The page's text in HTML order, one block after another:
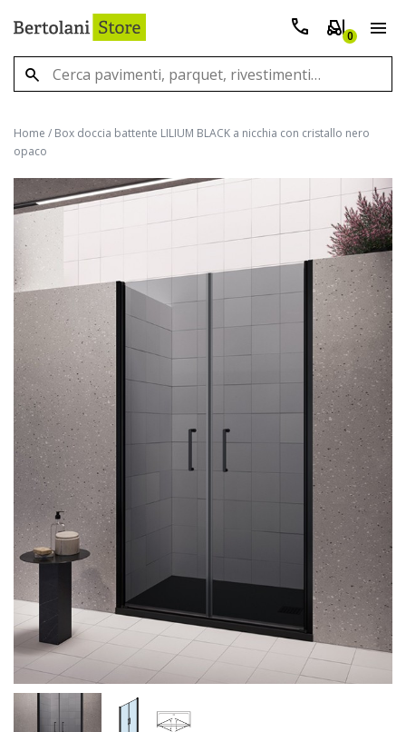
0
Home / Box doccia battente LILIUM BLACK a nicchia con cristallo nero
opaco